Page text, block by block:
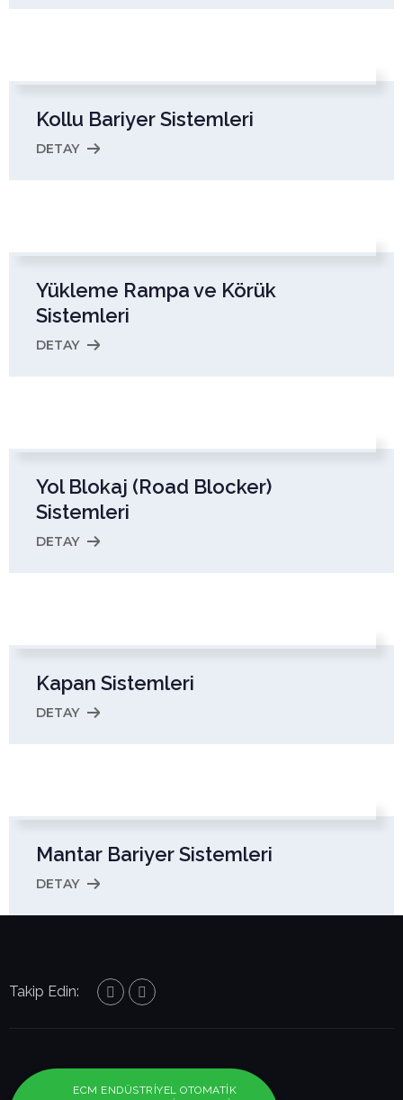
Kollu Bariyer Sistemleri
DETAY
Yükleme Rampa ve Körük
Sistemleri
DETAY
Yol Blokaj (Road Blocker)
Sistemleri
DETAY
Kapan Sistemleri
DETAY
Mantar Bariyer Sistemleri
DETAY
Takip Edin:
ECM ENDÜSTRİYEL OTOMATİK